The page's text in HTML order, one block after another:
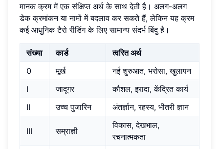
मानक क्रम में एक संक्षिप्त अर्थ के साथ देती है। अलग-अलग
डेक क्रमांकन या नामों में बदलाव कर सकते हैं, लेकिन यह क्रम
कई आधुनिक टैरो रीडिंग के लिए सामान्य संदर्भ बिंदु है।
संख्या कार्ड
त्वरित अर्थ
0
मूर्ख
नई शुरुआत, भरोसा, खुलापन
I
जादूगर
कौशल, इरादा, केंद्रित कार्य
II
उच्च पुजारिन अंतर्ज्ञान, रहस्य, भीतरी ज्ञान
III सम्राज्ञी
विकास, देखभाल,
रचनात्मकता